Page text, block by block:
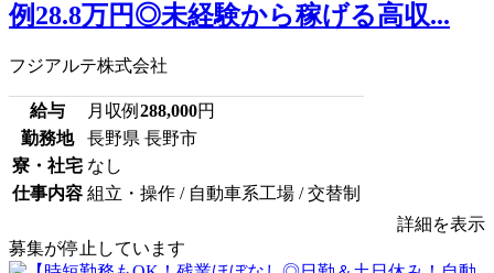
例28.8万円◎未経験から稼げる高収...
フジアルテ株式会社
給与 月収例 288,000円
勤務地
長野県 長野市
寮・社宅 なし
仕事内容 組立・操作 / 自動車系工場 / 交替制
詳細を表示
募集が停止しています